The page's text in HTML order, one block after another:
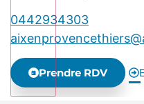
0442934303
Prendre RDV